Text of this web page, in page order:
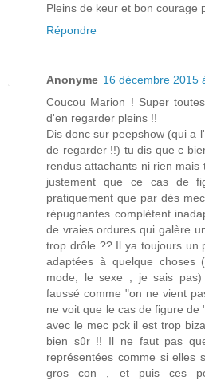
Pleins de keur et bon courage
Répondre
Anonyme 16 décembre 2015
Coucou Marion ! Super
d'en regarder pleins !!
Dis donc sur peepshow (qui a
de regarder !!) tu dis que c
rendus attachants ni rien
justement que ce cas de
pratiquement que par dès
répugnantes complètent
de vraies ordures qui galère
trop drôle ?? Il ya toujours un
adaptées à quelque choses
mode, le sexe , je sais
faussé comme "on ne vient
ne voit que le cas de figure
avec le mec pck il est trop
bien sûr !! Il ne faut pas
représentées comme si elles
gros con , et puis ces